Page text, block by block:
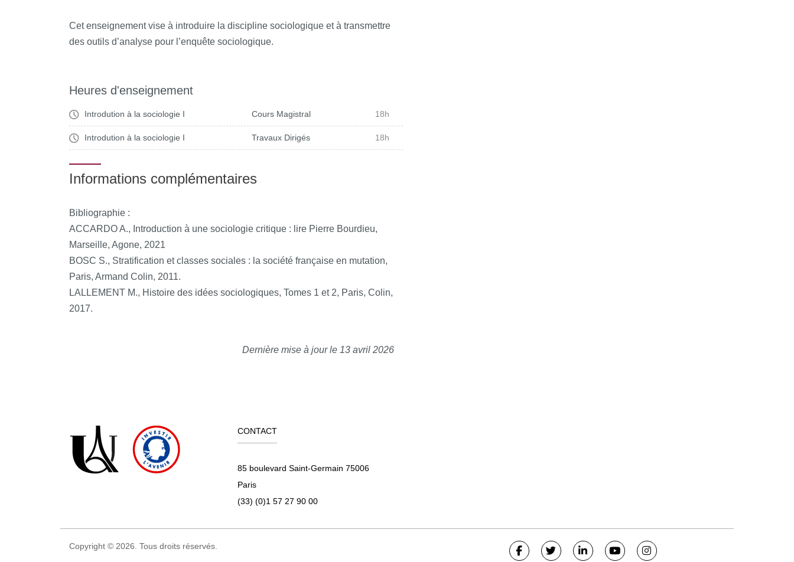
Cet enseignement vise à introduire la discipline sociologique et à transmettre
des outils d’analyse pour l’enquête sociologique.
Heures d'enseignement
Introdution à la sociologie I Cours Magistral 18h
Introdution à la sociologie I Travaux Dirigés 18h
Informations complémentaires
Bibliographie :
ACCARDO A., Introduction à une sociologie critique : lire Pierre Bourdieu,
Marseille, Agone, 2021
BOSC S., Stratification et classes sociales : la société française en mutation,
Paris, Armand Colin, 2011.
LALLEMENT M., Histoire des idées sociologiques, Tomes 1 et 2, Paris, Colin,
2017.
Dernière mise à jour le 13 avril 2026
CONTACT
85 boulevard Saint-Germain 75006
Paris
(33) (0)1 57 27 90 00
Copyright © 2026. Tous droits réservés.